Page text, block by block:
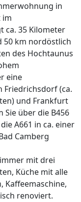
in
im
ca. 35 Kilometer
50 km nordöstlich
des Hochtaunus
eine
Friedrichsdorf (ca.
und Frankfurt
Sie über die B456
A661 in ca. einer
Camberg
mit drei
Küche mit alle
Kaffeemaschine,
renoviert.